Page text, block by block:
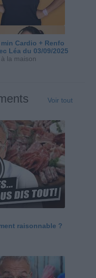
Cardio + Renfo
Léa du 03/09/2025
la maison
Voir tout
raisonnable ?